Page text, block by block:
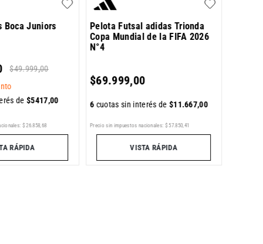
Boca Juniors
$49.999,00
de$5417,00
$ 26 .858 68
RÁPIDA
Pelota Futsal adidas Trionda
Copa Mundial de la FIFA 2026
N°4
$69.999,00
6cuotas sin interés de$11.667,00
Precio sin impuestos nacionales: $ 57 .850 41
VISTA RÁPIDA